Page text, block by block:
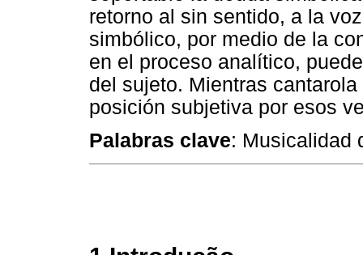
retorno al sin sentido, a la
simbólico, por medio de la
en el proceso analítico,
del sujeto. Mientras
posición subjetiva por esos
Palabras clave: Musicalidad